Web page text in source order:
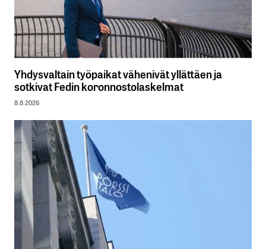
Yhdysvaltain työpaikat vähenivät yllättäen ja
sotkivat Fedin koronnostolaskelmat
8.8.2026